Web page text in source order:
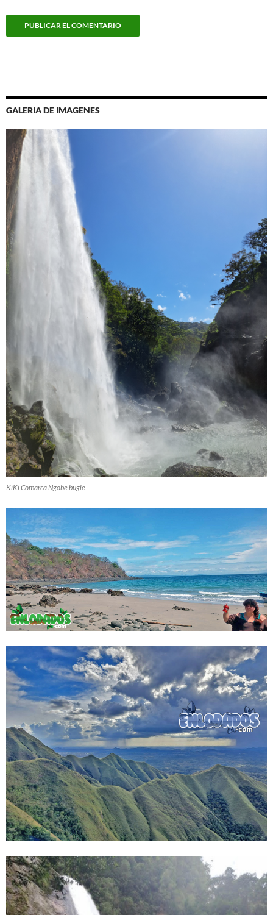
GALERIA DE IMAGENES
KiKi Comarca Ngobe bugle